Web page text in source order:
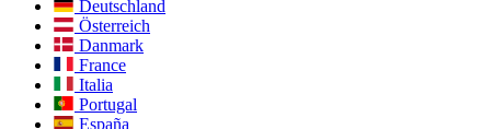
Deutschland
Österreich
Danmark
France
Italia
Portugal
España